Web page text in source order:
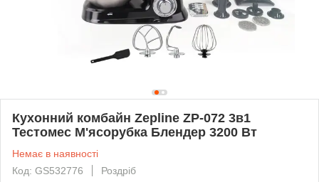
Кухонний комбайн Zepline ZP-072 3в1
Тестомес М'ясорубка Блендер 3200 Вт
Немає в наявності
Код: GS532776
Роздріб